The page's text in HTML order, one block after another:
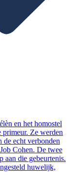
en het homostel
primeur. Ze werden
echt verbonden
Cohen. De twee
aan die gebeurtenis.
huwelijk,